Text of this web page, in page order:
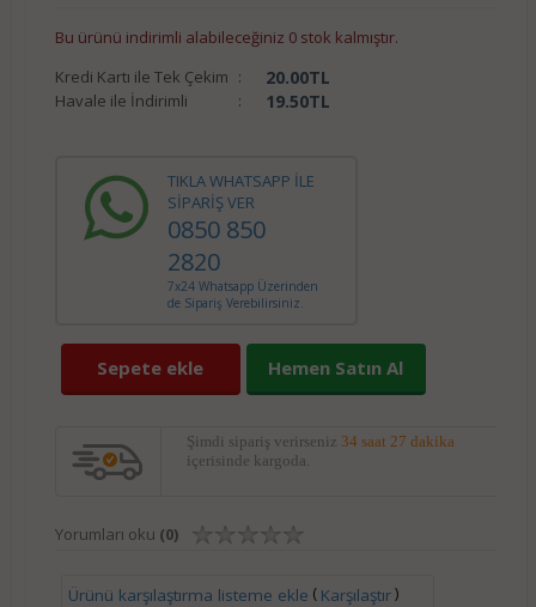
Bu ürünü indirimli alabileceğiniz 0 stok kalmıştır.
Kredi Kartı ile Tek Çekim : 20.00TL
Havale ile İndirimli : 19.50TL
TIKLA WHATSAPP İLE
SİPARİŞ VER
0850 850
2820
7x24 Whatsapp Üzerinden
de Sipariş Verebilirsiniz.
Sepete ekle Hemen Satın Al
Şimdi sipariş verirseniz 34 saat 27 dakika
içerisinde kargoda.
Yorumları oku (0)
Ürünü karşılaştırma listeme ekle ( Karşılaştır)